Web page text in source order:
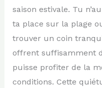
saison estivale. Tu
ta place sur la plage
trouver un coin
offrent suffisamment
puisse profiter de la
conditions. Cette